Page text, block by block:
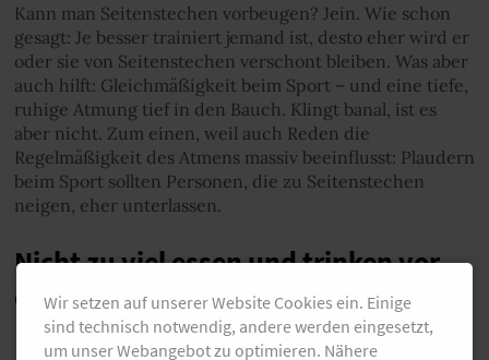
Kann man Seitenstechen vorbeugen? Jein. Wie schon
gesagt: Je besser trainiert jemand ist, desto eher wird er
oder sie von Seitenstechen verschont bleiben. Was aber
auch hilft: Gleichmäßigkeit beim Sport – und eine tiefe,
ruhige Atmung tief in den Bauch. Klingt banal, ist es
aber nicht. Zum einen, weil auch Reden die
Regelmäßigkeit des Atmens massiv beeinflusst: Plaudern
beim Sport sollten Personen, die zu Seitenstechen
neigen, eher unterlassen.
Nicht zu viel essen und trinken vor
dem Laufen
Wir setzen auf unserer Website Cookies ein. Einige
sind technisch notwendig, andere werden eingesetzt,
um unser Webangebot zu optimieren. Nähere